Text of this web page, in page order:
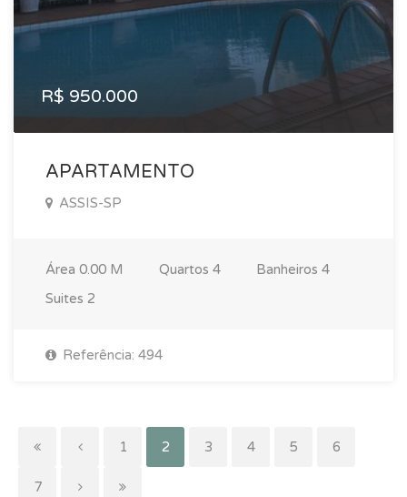
R$ 950.000
APARTAMENTO
ASSIS-SP
Área 0.00 M Quartos 4 Banheiros 4
Suites 2
Referência: 494
1 2(current)
3 4 5 6
7